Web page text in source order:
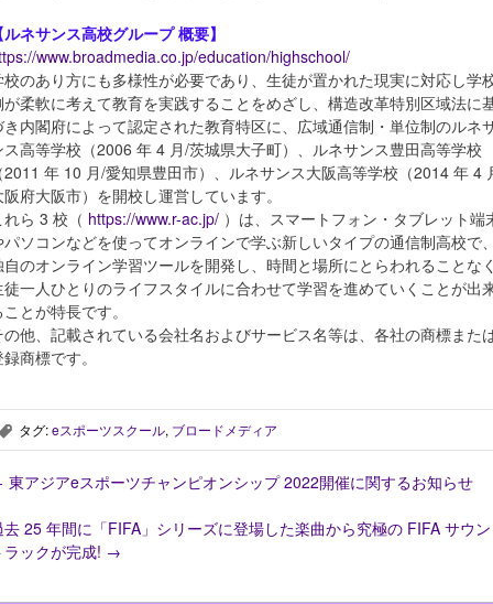
ルネサンス高校グループ 概要】
www.broadmedia.co.jp/education/highschool/
校のあり方にも多様性が必要であり、生徒が置かれた現実に対応し学
が柔軟に考えて教育を実践することをめざし、構造改革特別区域法に
き内閣府によって認定された教育特区に、広域通信制・単位制のルネ
ス高等学校（2006 年 4 月/茨城県大子町）、ルネサンス豊田高等学校
2011 年 10 月/愛知県豊田市）、ルネサンス大阪高等学校（2014 年 4
阪府大阪市）を開校し運営しています。
れら 3 校（ https://www.r-ac.jp/ ）は、スマートフォン・タブレット端
パソコンなどを使ってオンラインで学ぶ新しいタイプの通信制高校で、
自のオンライン学習ツールを開発し、時間と場所にとらわれることなく
徒一人ひとりのライフスタイルに合わせて学習を進めていくことが出
とが特⻑です。
の他、記載されている会社名およびサービス名等は、各社の商標また
商標です。
タグ:eスポーツスクール, ブロードメディア
東アジアeスポーツチャンピオンシップ 2022開催に関するお知らせ
去 25 年間に「FIFA」シリーズに登場した楽曲から究極の FIFA サウン
ラックが完成! →